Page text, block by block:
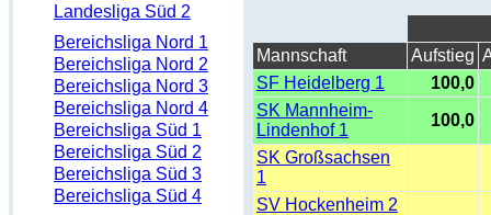
Landesliga Süd 2
Bereichsliga Nord 1
Bereichsliga Nord 2
Bereichsliga Nord 3
Bereichsliga Nord 4
Bereichsliga Süd 1
Bereichsliga Süd 2
Bereichsliga Süd 3
Bereichsliga Süd 4
Mannschaft Aufstieg
SF Heidelberg 1
100,0
SK Mannheim-
Lindenhof 1
100,0
SK Großsachsen
1
SV Hockenheim 2